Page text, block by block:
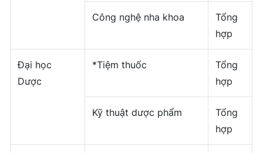
Công nghệ nha khoa
Tổng
hợp
Đại học
Dược
*Tiệm thuốc
Tổng
hợp
Kỹ thuật dược phẩm
Tổng
hợp